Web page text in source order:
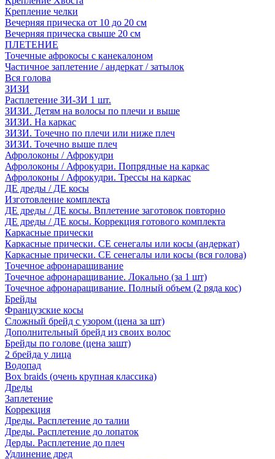
Крепление челки
Вечерняя прическа от 10 до 20 см
Вечерняя прическа свыше 20 см
ПЛЕТЕНИЕ
Точечные афрокосы с канекалоном
Частичное заплетение / андеркат / затылок
Вся голова
ЗИЗИ
Расплетение ЗИ-ЗИ 1 шт.
ЗИЗИ. Детям на волосы по плечи и выше
ЗИЗИ. На каркас
ЗИЗИ. Точечно по плечи или ниже плеч
ЗИЗИ. Точечно выше плеч
Афролоконы / Афрокудри
Афролоконы / Афрокудри. Попрядные на каркас
Афролоконы / Афрокудри. Трессы на каркас
ДЕ дреды / ДЕ косы
Изготовление комплекта
ДЕ дреды / ДЕ косы. Вплетение заготовок повторно
ДЕ дреды / ДЕ косы. Коррекция готового комплекта
Каркасные прически
Каркасные прически. СЕ сенегалы или косы (андеркат)
Каркасные прически. СЕ сенегалы или косы (вся голова)
Точечное афронаращивание
Точечное афронаращивание. Локально (за 1 шт)
Точечное афронаращивание. Полный объем (2 ряда кос)
Брейды
Французские косы
Сложный брейд с узором (цена за шт)
Дополнительный брейд из своих волос
Брейды по голове (цена зашт)
2 брейда у лица
Водопад
Box braids (очень крупная классика)
Дреды
Заплетение
Коррекция
Дреды. Расплетение до талии
Дреды. Расплетение до лопаток
Дерды. Расплетение до плеч
Удлинение дред